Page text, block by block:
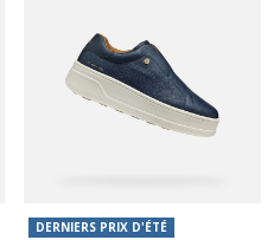
DERNIERS PRIX D'ÉTÉ